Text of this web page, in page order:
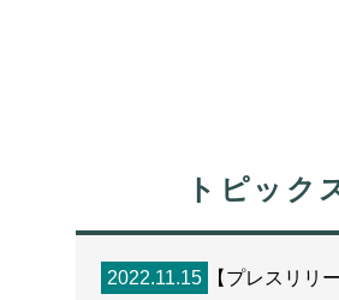
トピック
2022.11.15
【プレスリリ